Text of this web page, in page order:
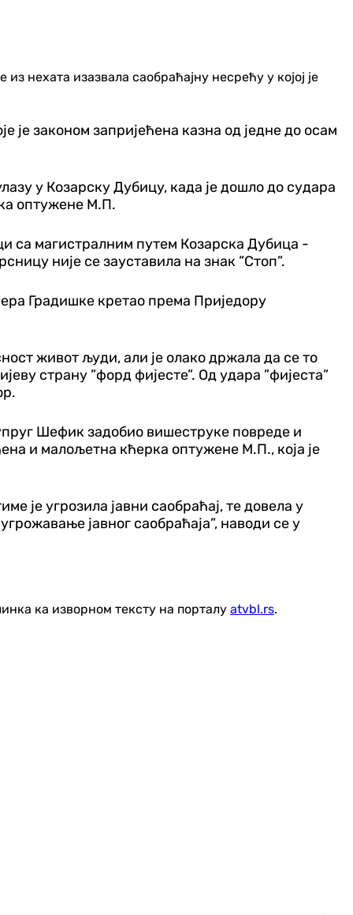
нехата изазвала саобраћајну несрећу у којој је
је законом запријећена казна од једне до осам
у Козарску Дубицу, када је дошло до судара
оптужене М.П.
са магистралним путем Козарска Дубица -
није се зауставила на знак ”Стоп”.
Градишке кретао према Приједору
живот људи, али је олако држала да се то
страну ”форд фијесте”. Од удара ”фијеста”
Шефик задобио вишеструке повреде и
и малољетна кћерка оптужене М.П., која је
је угрозила јавни саобраћај, те довела у
јавног саобраћаја”, наводи се у
ка изворном тексту на порталу atvbl.rs.